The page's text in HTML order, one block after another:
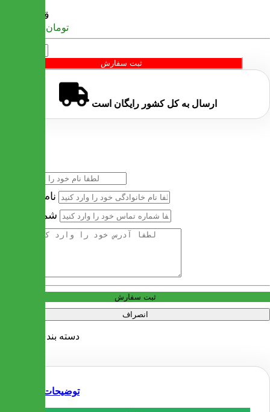
قیمت
تومان
ثبت سفارش
ارسال به کل کشور رایگان است
نام خانوادگی
شماره تماس
ثبت سفارش
انصراف
دسته بندی:
توضیحات